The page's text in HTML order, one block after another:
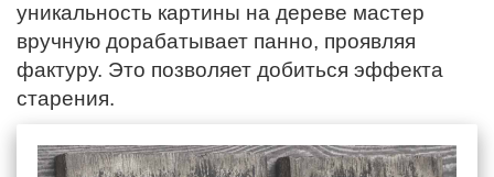
уникальность картины на дереве мастер
вручную дорабатывает панно, проявляя
фактуру. Это позволяет добиться эффекта
старения.